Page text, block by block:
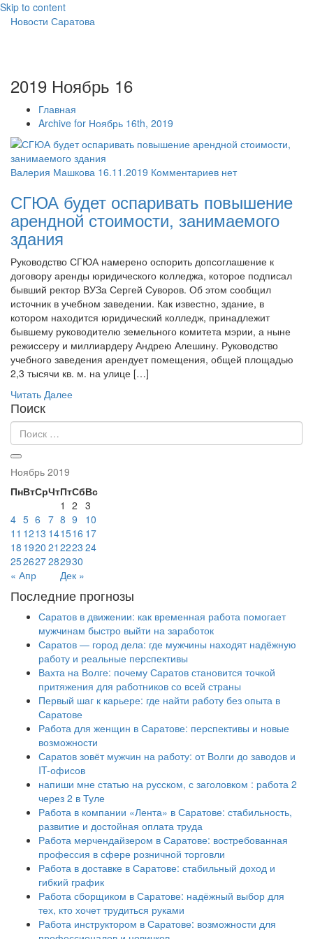
Skip to content
Новости Саратова
2019 Ноябрь 16
Главная
Archive for Ноябрь 16th, 2019
Валерия Машкова 16.11.2019 Комментариев нет
СГЮА будет оспаривать повышение
арендной стоимости, занимаемого
здания
Руководство СГЮА намерено оспорить допсоглашение к
договору аренды юридического колледжа, которое подписал
бывший ректор ВУЗа Сергей Суворов. Об этом сообщил
источник в учебном заведении. Как известно, здание, в
котором находится юридический колледж, принадлежит
бывшему руководителю земельного комитета мэрии, а ныне
режиссеру и миллиардеру Андрею Алешину. Руководство
учебного заведения арендует помещения, общей площадью
2,3 тысячи кв. м. на улице […]
Читать Далее
Поиск
Ноябрь 2019
ПнВтСрЧтПтСбВс
« Апр Дек »
1 2 3
4 5 6 7 8 9
10
11 1213 141516 17
18 1920 21 2223 24
252627282930
Последние прогнозы
Саратов в движении: как временная работа помогает
мужчинам быстро выйти на заработок
Саратов — город дела: где мужчины находят надёжную
работу и реальные перспективы
Вахта на Волге: почему Саратов становится точкой
притяжения для работников со всей страны
Первый шаг к карьере: где найти работу без опыта в
Саратове
Работа для женщин в Саратове: перспективы и новые
возможности
Саратов зовёт мужчин на работу: от Волги до заводов и
IT-офисов
напиши мне статью на русском, с заголовком : работа 2
через 2 в Туле
Работа в компании «Лента» в Саратове: стабильность,
развитие и достойная оплата труда
Работа мерчендайзером в Саратове: востребованная
профессия в сфере розничной торговли
Работа в доставке в Саратове: стабильный доход и
гибкий график
Работа сборщиком в Саратове: надёжный выбор для
тех, кто хочет трудиться руками
Работа инструктором в Саратове: возможности для